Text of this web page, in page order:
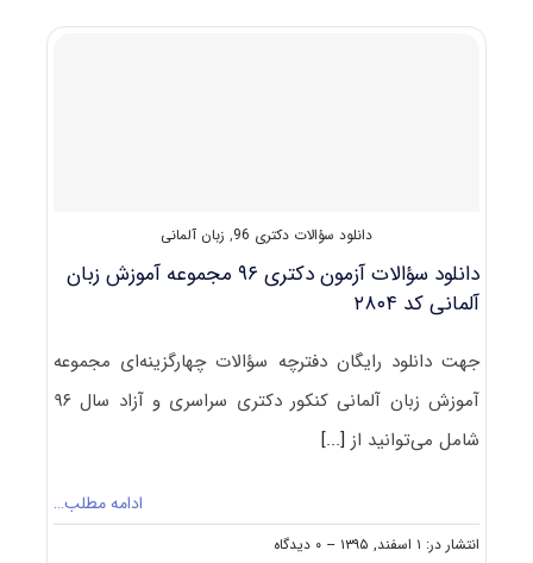
۹۷
دانلود سؤالات دکتری 96 , زبان آلمانی
دانلود سؤالات آزمون دکتری ۹۶ مجموعه آموزش زبان
آلمانی کد ۲۸۰۴
جهت دانلود رایگان دفترچه سؤالات چهارگزینه‌ای مجموعه
آموزش زبان آلمانی کنکور دکتری سراسری و آزاد سال ۹۶
شامل می‌توانید از [...]
ادامه مطلب…
انتشار در: ۱ اسفند, ۱۳۹۵ -- ۰ دیدگاه
on